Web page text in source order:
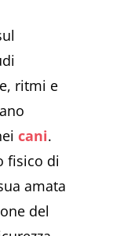
ritmi e
cani.
fisico di
amata
del